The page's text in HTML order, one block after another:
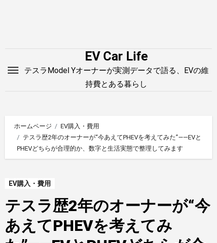
EV Car Life
テスラModel Yオーナーが実測データで語る、EVの維
持費とある暮らし
ホームページ
EV購入・費用
テスラ歴2年のオーナーが“今あえてPHEVを考えてみた”——EVと
PHEVどちらが合理的か、数字と生活実態で整理してみます
EV購入・費用
テスラ歴2年のオーナーが“今
あえてPHEVを考えてみ